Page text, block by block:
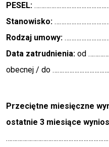
PESEL:
Stanowisko:
Rodzaj umowy:
Data zatrudnienia: od
obecnej / do
Przeciętne miesięczne
ostatnie 3 miesiące